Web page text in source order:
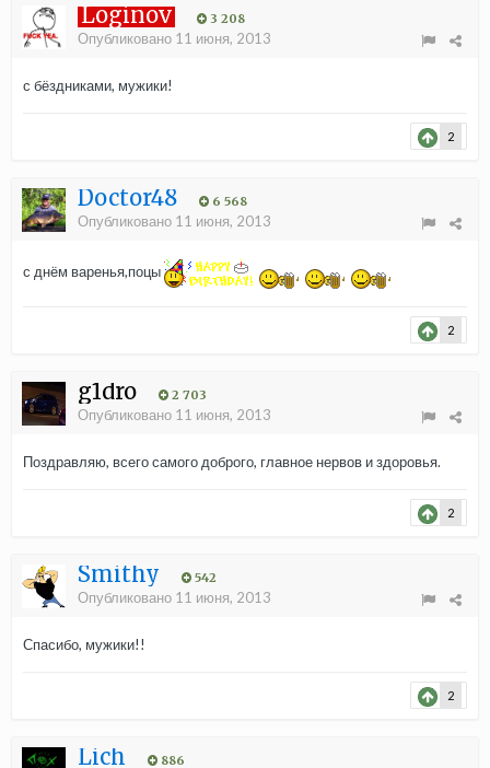
Loginov 3 208
Опубликовано 11 июня, 2013
с бёздниками, мужики!
2
Doctor48 6 568
Опубликовано 11 июня, 2013
с днём варенья,поцы
2
g1dro 2 703
Опубликовано 11 июня, 2013
Поздравляю, всего самого доброго, главное нервов и здоровья.
2
Smithy 542
Опубликовано 11 июня, 2013
Спасибо, мужики!!
2
Lich 886